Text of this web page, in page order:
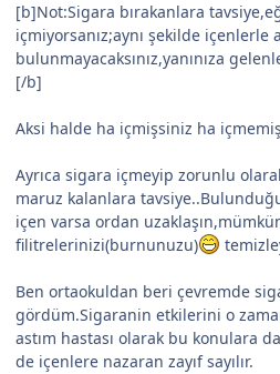
[b]Not:Sigara bırakanlara
içmiyorsanız;aynı şekilde içenlerle
bulunmayacaksınız,yanınıza
[/b]
Aksi halde ha içmişsiniz ha
Ayrıca sigara içmeyip zorunlu
maruz kalanlara
içen varsa ordan
filitrelerinizi(burnunuzu)
Ben ortaokuldan beri çevremde
gördüm.Sigaranin etkilerini o
astım hastası olarak bu konulara
de içenlere nazaran zayıf sayılır.